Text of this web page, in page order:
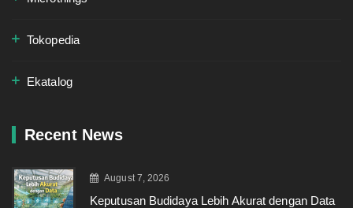
Tokopedia
Ekatalog
Recent News
August 7, 2026
Keputusan Budidaya Lebih Akurat dengan Data